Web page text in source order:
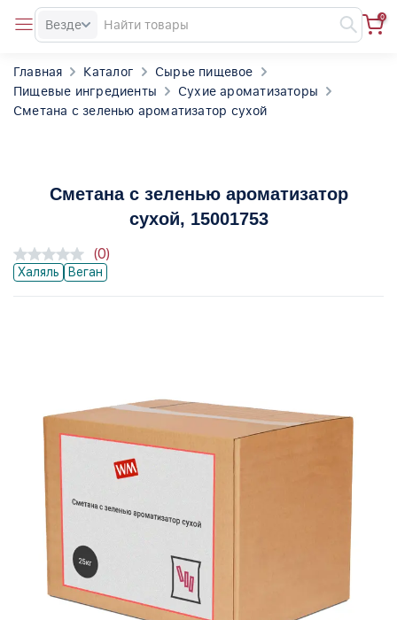
Везде
0
Главная Каталог
Сырье пищевое
Пищевые ингредиенты
Сухие ароматизаторы
Сметана с зеленью ароматизатор сухой
Сметана с зеленью ароматизатор
сухой, 15001753
Халяль Веган
(0)